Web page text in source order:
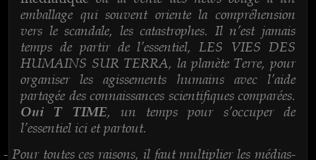
emballage qui souvent oriente la compréhension
vers le scandale, les catastrophes. Il n’est jamais
temps de partir de l’essentiel, LES VIES DES
HUMAINS SUR TERRA, la planète Terre, pour
organiser les agissements humains avec l’aide
partagée des connaissances scientifiques comparées.
Oui T TIME, un temps pour s’occuper de
l’essentiel ici et partout.
- Pour toutes ces raisons, il faut multiplier les médias-